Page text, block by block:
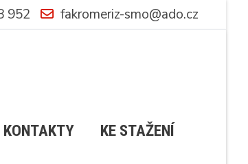
952 fakromeriz-smo@ado.cz
KONTAKTY KE STAŽENÍ